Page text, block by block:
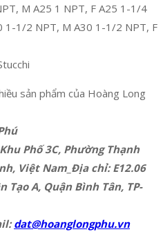
M A25 1 NPT, F A25 1-1/4
1-1/2 NPT, M A30 1-1/2 NPT, F
sản phẩm của Hoàng Long
Phố 3C, Phường Thạnh
Việt Nam_Địa chỉ: E12.06
Tạo A, Quận Bình Tân, TP-
dat@hoanglongphu.vn